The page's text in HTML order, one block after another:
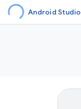
Android Studio